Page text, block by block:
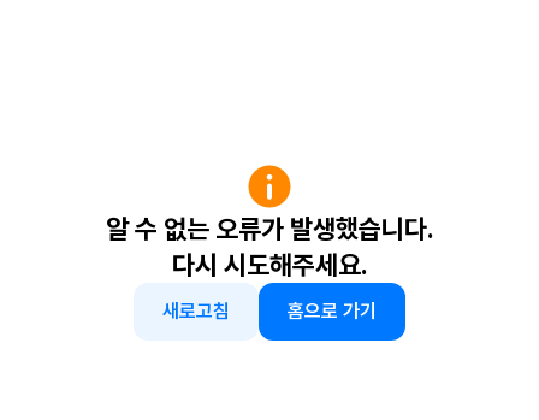
알 수 없는 오류가 발생했습니다.
다시 시도해주세요.
새로고침 홈으로 가기